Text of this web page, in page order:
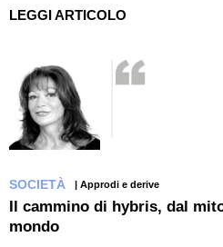
LEGGI ARTICOLO
SOCIETÀ | Approdi e derive
Il cammino di hybris, dal
mondo